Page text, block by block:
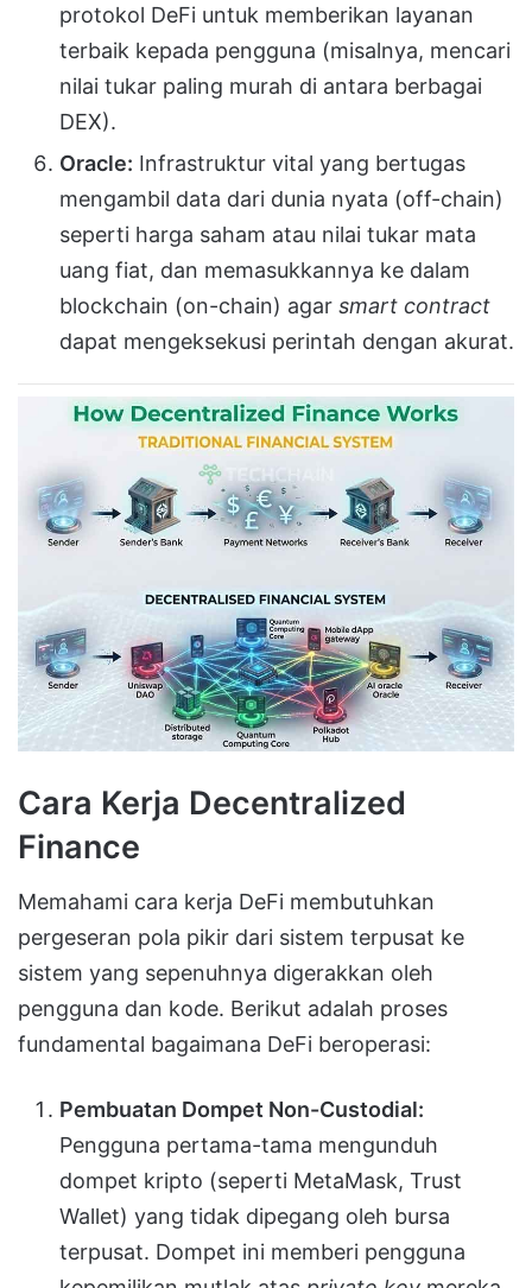
protokol DeFi untuk memberikan layanan
terbaik kepada pengguna (misalnya, mencari
nilai tukar paling murah di antara berbagai
DEX).
Oracle: Infrastruktur vital yang bertugas
mengambil data dari dunia nyata (off-chain)
seperti harga saham atau nilai tukar mata
uang fiat, dan memasukkannya ke dalam
blockchain (on-chain) agar smart contract
dapat mengeksekusi perintah dengan akurat.
Cara Kerja Decentralized
Finance
Memahami cara kerja DeFi membutuhkan
pergeseran pola pikir dari sistem terpusat ke
sistem yang sepenuhnya digerakkan oleh
pengguna dan kode. Berikut adalah proses
fundamental bagaimana DeFi beroperasi:
Pembuatan Dompet Non-Custodial:
Pengguna pertama-tama mengunduh
dompet kripto (seperti MetaMask, Trust
Wallet) yang tidak dipegang oleh bursa
terpusat. Dompet ini memberi pengguna